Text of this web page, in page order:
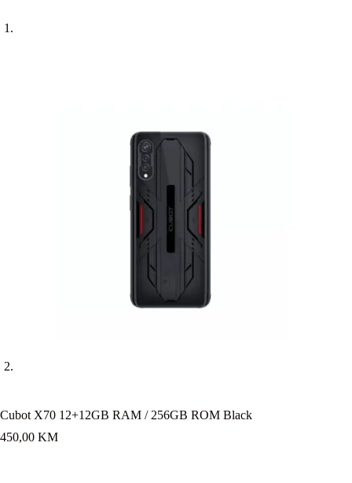
Cubot X70 12+12GB RAM / 256GB ROM Black
450,00 KM